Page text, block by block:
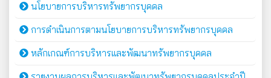
นโยบายการบริหารทรัพยากรบุคคล
การดำเนินการตามนโยบายการบริหารทรัพยากรบุคคล
หลักเกณฑ์การบริหารและพัฒนาทรัพยากรบุคคล